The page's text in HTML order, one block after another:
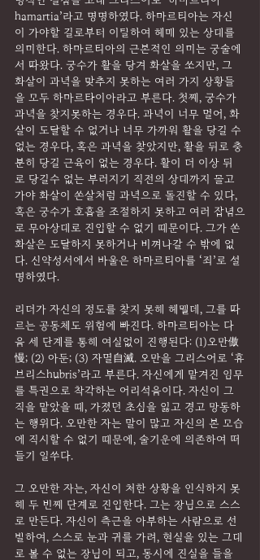
hamartia’라고 명명하였다. 하마르티아는 자신
이 가야할 길로부터 이탈하여 헤매 있는 상태를
의미한다. 하마르티아의 근본적인 의미는 궁술에
서 따왔다. 궁수가 활을 당겨 화살을 쏘지만, 그
화살이 과녁을 맞추지 못하는 여러 가지 상황들
을 모두 하마르타이아라고 부른다. 첫째, 궁수가
과녁을 찾지못하는 경우다. 과녁이 너무 멀어, 화
살이 도달할 수 없거나 너무 가까워 활을 당길 수
없는 경우다, 혹은 과녁을 찾았지만, 활을 뒤로 충
분히 당길 근육이 없는 경우다. 활이 더 이상 뒤
로 당길수 없는 부러지기 직전의 상태까지 몰고
가야 화살이 쏜살처럼 과녁으로 돌진할 수 있다,
혹은 궁수가 호흡을 조절하지 못하고 여러 잡념으
로 무아상태로 진입할 수 없기 때문이다. 그가 쏜
화살은 도달하지 못하거나 비껴나갈 수 밖에 없
다. 신약성서에서 바울은 하마르티아를 ‘죄’로 설
명하였다.
리더가 자신의 정도를 찾지 못해 헤맬데, 그를 따
르는 공동체도 위험에 빠진다. 하마르티아는 다
음 세 단계를 통해 여실없이 진행된다: (1)오만傲
慢; (2) 아둔; (3) 자멸自滅. 오만을 그리스어로 ‘휴
브리스hubris’라고 부른다. 자신에게 맡겨진 임무
를 특권으로 착각하는 어리석음이다. 자신이 그
직을 맡았을 때, 가졌던 초심을 잃고 경고 망동하
는 행위다. 오만한 자는 말이 많고 자신의 본 모습
에 직시할 수 없기 때문에, 술기운에 의존하여 떠
들기 일쑤다.
그 오만한 자는, 자신이 처한 상황을 인식하지 못
해 두 번째 단계로 진입한다. 그는 장님으로 스스
로 만든다. 자신이 측근을 아부하는 사람으로 선
발하여, 스스로 눈과 귀를 가려, 현실을 있는 그대
로 볼 수 없는 장님이 되고, 동시에 진실을 들을